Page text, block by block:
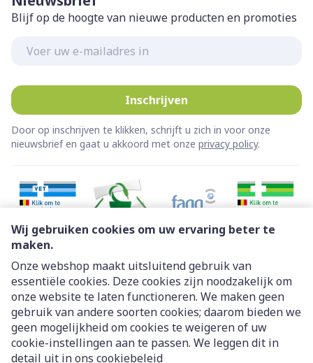
Wij gebruiken cookies om uw ervaring beter te
maken.
Onze webshop maakt uitsluitend gebruik van
essentiële cookies. Deze cookies zijn noodzakelijk om
onze website te laten functioneren. We maken geen
gebruik van andere soorten cookies; daarom bieden we
geen mogelijkheid om cookies te weigeren of uw
cookie-instellingen aan te passen. We leggen dit in
detail uit in ons cookiebeleid
Blijf op de hoogte van nieuwe producten en promoties
Inschrijven
Door op inschrijven te klikken, schrijft u zich in voor onze
nieuwsbrief en gaat u akkoord met onze privacy policy.
Juridische links